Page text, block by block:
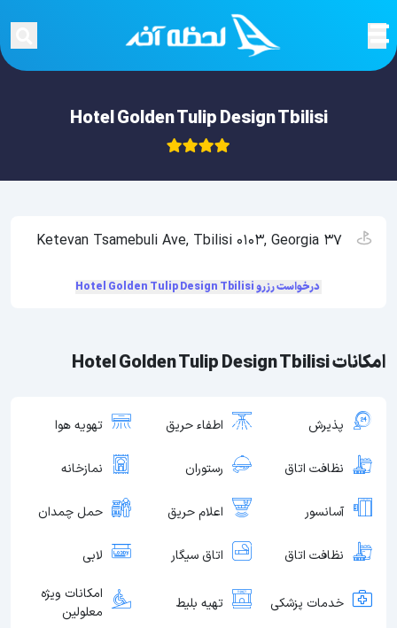
Hotel Golden Tulip Design Tbilisi
امکانات Hotel Golden Tulip Design Tbilisi
پذیرش اطفاء حریق تهویه هوا
نظافت اتاق رستوران نمازخانه
آسانسور اعلام حریق حمل چمدان
نظافت اتاق اتاق سیگار لابی
خدمات پزشکی تهیه بلیط
امکانات ویژه
معلولین
37 Ketevan Tsamebuli Ave, Tbilisi 0103, Georgia
درخواست رزرو Hotel Golden Tulip Design Tbilisi